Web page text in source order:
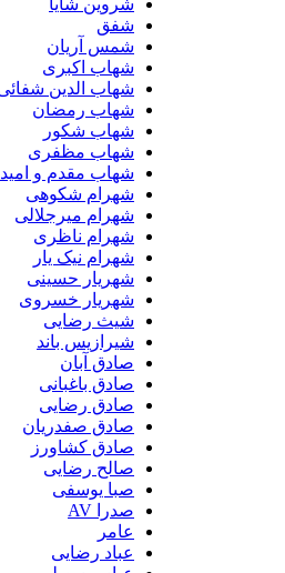
شروین شایا
شفق
شمس آریان
شهاب اکبری
شهاب الدین شفائی
شهاب رمضان
شهاب شکور
شهاب مظفری
شهاب مقدم و امید طیبی
شهرام شکوهی
شهرام میرجلالی
شهرام ناظری
شهرام نیک یار
شهریار حسینی
شهریار خسروی
شیث رضایی
شیرازیس باند
صادق آبان
صادق باغبانی
صادق رضایی
صادق صفدریان
صادق کشاورز
صالح رضایی
صبا یوسفی
صدرا AV
عامر
عباد رضایی